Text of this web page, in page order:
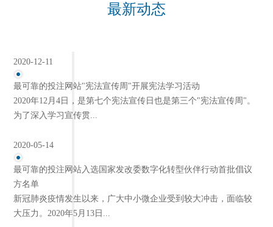
最新动态
2020-12-11
最可靠的投注网站"宪法宣传周"开展宪法学习活动
2020年12月4日，是第七个宪法宣传日也是第三个"宪法宣传周"。
为了深入学习宣传贯...
2020-05-14
最可靠的投注网站入选国家发改委数字化转型伙伴行动首批倡议
方名单
新冠肺炎疫情发生以来，广大中小微企业受到较大冲击，面临较
大压力。2020年5月13日...